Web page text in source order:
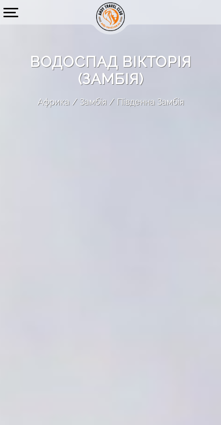
ВОДОСПАД ВІКТОРІЯ
(ЗАМБІЯ)
Африка Замбія Південна Замбія